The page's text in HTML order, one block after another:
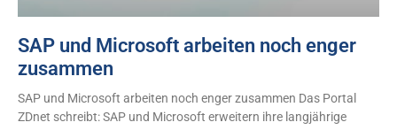
SAP und Microsoft arbeiten noch enger
zusammen
SAP und Microsoft arbeiten noch enger zusammen Das Portal
ZDnet schreibt: SAP und Microsoft erweitern ihre langjährige